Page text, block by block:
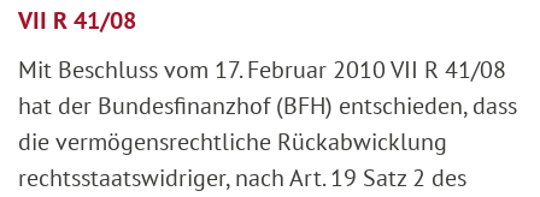
VII R 41/08
Mit Beschluss vom 17. Februar 2010 VII R 41/08
hat der Bundesfinanzhof (BFH) entschieden, dass
die vermögensrechtliche Rückabwicklung
rechtsstaatswidriger, nach Art. 19 Satz 2 des